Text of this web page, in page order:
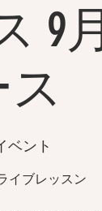
9
ス
ベント
イブレッスン